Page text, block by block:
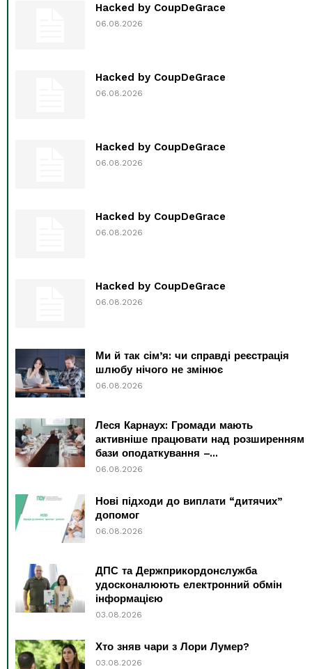
Hacked by CoupDeGrace
06.08.2026
Hacked by CoupDeGrace
06.08.2026
Hacked by CoupDeGrace
06.08.2026
Hacked by CoupDeGrace
06.08.2026
Hacked by CoupDeGrace
06.08.2026
Ми й так сім’я: чи справді реєстрація
шлюбу нічого не змінює
06.08.2026
Леся Карнаух: Громади мають
активніше працювати над розширенням
бази оподаткування –...
06.08.2026
Нові підходи до виплати “дитячих”
допомог
06.08.2026
ДПС та Держприкордонслужба
удосконалюють електронний обмін
інформацією
03.08.2026
Хто зняв чари з Лори Лумер?
03.08.2026